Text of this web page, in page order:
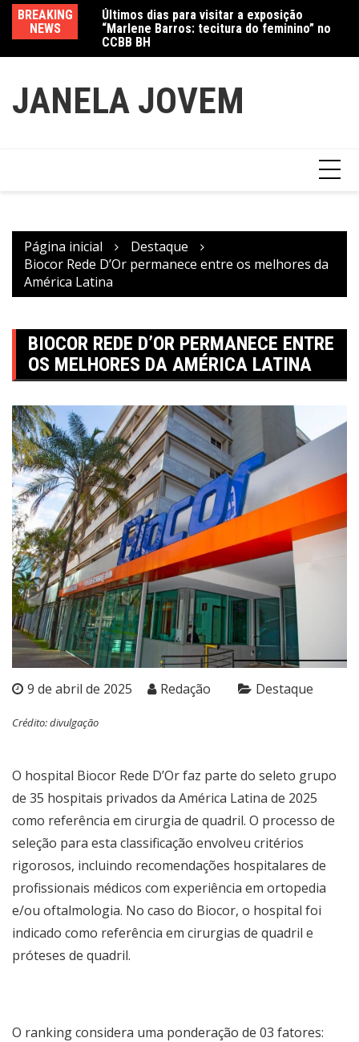
conteúdo
BREAKING
NEWS
marcam
Últimos dias para visitar a exposição
“Marlene Barros: tecitura do feminino” no
CCBB BH
JANELA JOVEM
Página inicial
Destaque
Biocor Rede D’Or permanece entre os melhores da
América Latina
BIOCOR REDE D’OR PERMANECE ENTRE
OS MELHORES DA AMÉRICA LATINA
9 de abril de 2025 Redação Destaque
Crédito: divulgação
O hospital Biocor Rede D’Or faz parte do seleto grupo
de 35 hospitais privados da América Latina de 2025
como referência em cirurgia de quadril. O processo de
seleção para esta classificação envolveu critérios
rigorosos, incluindo recomendações hospitalares de
profissionais médicos com experiência em ortopedia
e/ou oftalmologia. No caso do Biocor, o hospital foi
indicado como referência em cirurgias de quadril e
próteses de quadril.
O ranking considera uma ponderação de 03 fatores: